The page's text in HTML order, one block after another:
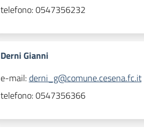
telefono:0547356232
Derni Gianni
e-mail: derni_g@comune.cesena.fc.it
telefono:0547356366